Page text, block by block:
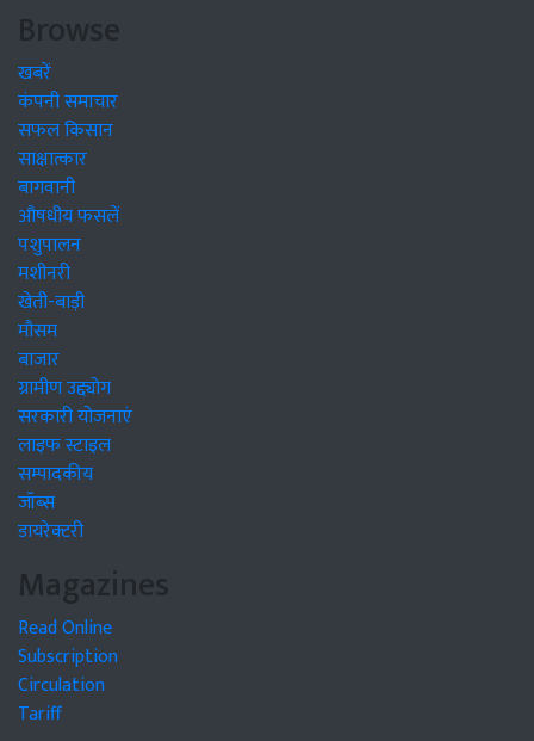
Browse
खबरें
कंपनी समाचार
सफल किसान
साक्षात्कार
बागवानी
औषधीय फसलें
पशुपालन
मशीनरी
खेती-बाड़ी
मौसम
बाजार
ग्रामीण उद्द्योग
सरकारी योजनाएं
लाइफ स्टाइल
सम्पादकीय
जॉब्स
डायरेक्टरी
Magazines
Read Online
Subscription
Circulation
Tariff